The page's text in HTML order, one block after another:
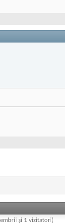
și 1 vizitatori)